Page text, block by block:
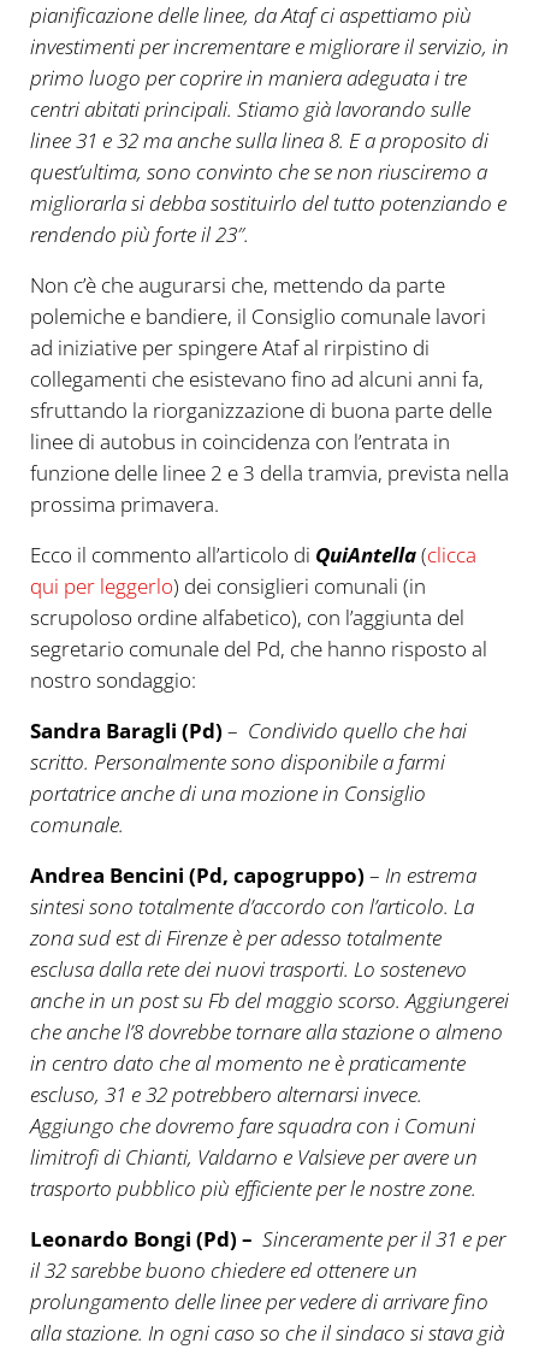
pianificazione delle linee, da Ataf ci aspettiamo più
investimenti per incrementare e migliorare il servizio, in
primo luogo per coprire in maniera adeguata i tre
centri abitati principali. Stiamo già lavorando sulle
linee 31 e 32 ma anche sulla linea 8. E a proposito di
quest’ultima, sono convinto che se non riusciremo a
migliorarla si debba sostituirlo del tutto potenziando e
rendendo più forte il 23″.
Non c’è che augurarsi che, mettendo da parte
polemiche e bandiere, il Consiglio comunale lavori
ad iniziative per spingere Ataf al rirpistino di
collegamenti che esistevano fino ad alcuni anni fa,
sfruttando la riorganizzazione di buona parte delle
linee di autobus in coincidenza con l’entrata in
funzione delle linee 2 e 3 della tramvia, prevista nella
prossima primavera.
Ecco il commento all’articolo di QuiAntella(clicca
qui per leggerlo) dei consiglieri comunali (in
scrupoloso ordine alfabetico), con l’aggiunta del
segretario comunale del Pd, che hanno risposto al
nostro sondaggio:
Sandra Baragli (Pd) – Condivido quello che hai
scritto. Personalmente sono disponibile a farmi
portatrice anche di una mozione in Consiglio
comunale.
Andrea Bencini (Pd, capogruppo) – In estrema
sintesi sono totalmente d’accordo con l’articolo. La
zona sud est di Firenze è per adesso totalmente
esclusa dalla rete dei nuovi trasporti. Lo sostenevo
anche in un post su Fb del maggio scorso. Aggiungerei
che anche l’8 dovrebbe tornare alla stazione o almeno
in centro dato che al momento ne è praticamente
escluso, 31 e 32 potrebbero alternarsi invece.
Aggiungo che dovremo fare squadra con i Comuni
limitrofi di Chianti, Valdarno e Valsieve per avere un
trasporto pubblico più efficiente per le nostre zone.
Leonardo Bongi (Pd) – Sinceramente per il 31 e per
il 32 sarebbe buono chiedere ed ottenere un
prolungamento delle linee per vedere di arrivare fino
alla stazione. In ogni caso so che il sindaco si stava già